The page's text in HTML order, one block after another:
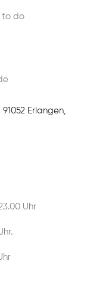
to do
Erlangen,
Uhr